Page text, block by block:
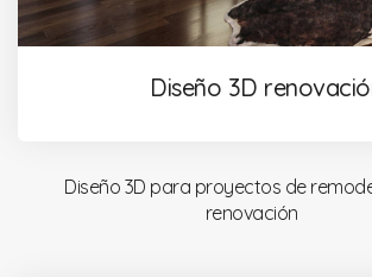
Diseño 3D
Diseño 3D para proyectos de
renovación